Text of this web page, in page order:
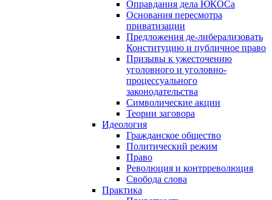
Оправдания дела ЮКОСа
Основания пересмотра
приватизации
Предложения де-либерализовать
Конституцию и публичное право
Призывы к ужесточению
уголовного и уголовно-
процессуального
законодательства
Символические акции
Теории заговора
Идеология
Гражданское общество
Политический режим
Право
Революция и контрреволюция
Свобода слова
Практика